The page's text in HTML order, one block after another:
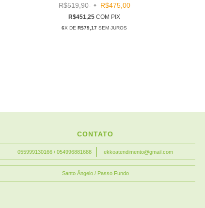
R$519,90
R$475,00
R$451,25COM PIX
6X DER$79,17 SEM JUROS
CONTATO
055999130166 / 054996881688 ekkoatendimento@gmail.com
Santo Ângelo / Passo Fundo